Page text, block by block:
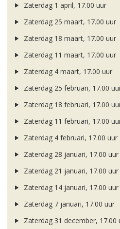
Zaterdag 1 april, 17.00 uur
Zaterdag 25 maart, 17.00 uur
Zaterdag 18 maart, 17.00 uur
Zaterdag 11 maart, 17.00 uur
Zaterdag 4 maart, 17.00 uur
Zaterdag 25 februari, 17.00
Zaterdag 18 februari, 17.00
Zaterdag 11 februari, 17.00
Zaterdag 4 februari, 17.00 uur
Zaterdag 28 januari, 17.00 uur
Zaterdag 21 januari, 17.00 uur
Zaterdag 14 januari, 17.00 uur
Zaterdag 7 januari, 17.00 uur
Zaterdag 31 december, 17.00